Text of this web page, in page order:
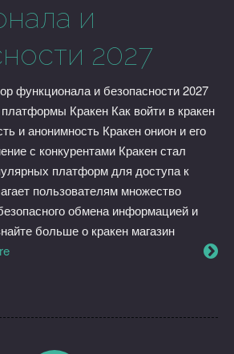
и
2027
функционала и безопасности 2027
Кракен Как войти в кракен
и анонимность Кракен онион и его
с конкурентами Кракен стал
платформ для доступа к
пользователям множество
обмена информацией и
больше о кракен магазин